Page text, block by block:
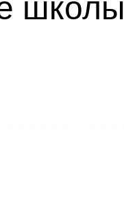
школы